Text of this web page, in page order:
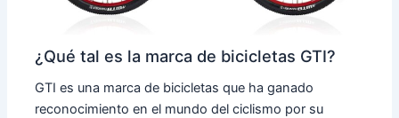
¿Qué tal es la marca de bicicletas GTI?
GTI es una marca de bicicletas que ha ganado
reconocimiento en el mundo del ciclismo por su